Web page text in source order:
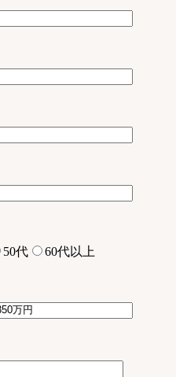
50代 60代以上